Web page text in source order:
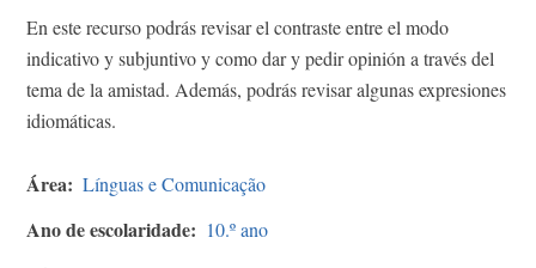
En este recurso podrás revisar el contraste entre el modo
indicativo y subjuntivo y como dar y pedir opinión a través del
tema de la amistad. Además, podrás revisar algunas expresiones
idiomáticas.
Área Línguas e Comunicação
Ano de escolaridade 10.º ano